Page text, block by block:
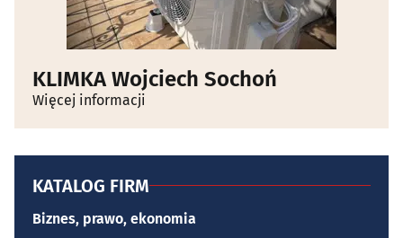
KLIMKA Wojciech Sochoń
Więcej informacji
KATALOG FIRM
Biznes, prawo, ekonomia